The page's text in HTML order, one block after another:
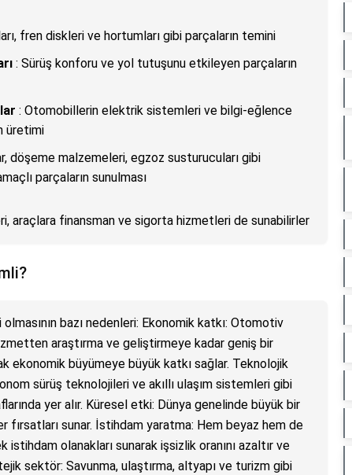
fren diskleri ve hortumları gibi parçaların temini
: Sürüş konforu ve yol tutuşunu etkileyen parçaların
: Otomobillerin elektrik sistemleri ve bilgi-eğlence
üretimi
döşeme malzemeleri, egzoz susturucuları gibi
parçaların sunulması
araçlara finansman ve sigorta hizmetleri de sunabilirler
bazı nedenleri: Ekonomik katkı: Otomotiv
araştırma ve geliştirmeye kadar geniş bir
ekonomik büyümeye büyük katkı sağlar. Teknolojik
sürüş teknolojileri ve akıllı ulaşım sistemleri gibi
yer alır. Küresel etki: Dünya genelinde büyük bir
fırsatları sunar. İstihdam yaratma: Hem beyaz hem de
istihdam olanakları sunarak işsizlik oranını azaltır ve
sektör: Savunma, ulaştırma, altyapı ve turizm gibi